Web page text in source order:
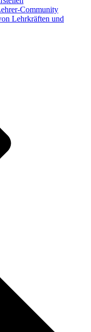
Community
Lehrkräften und